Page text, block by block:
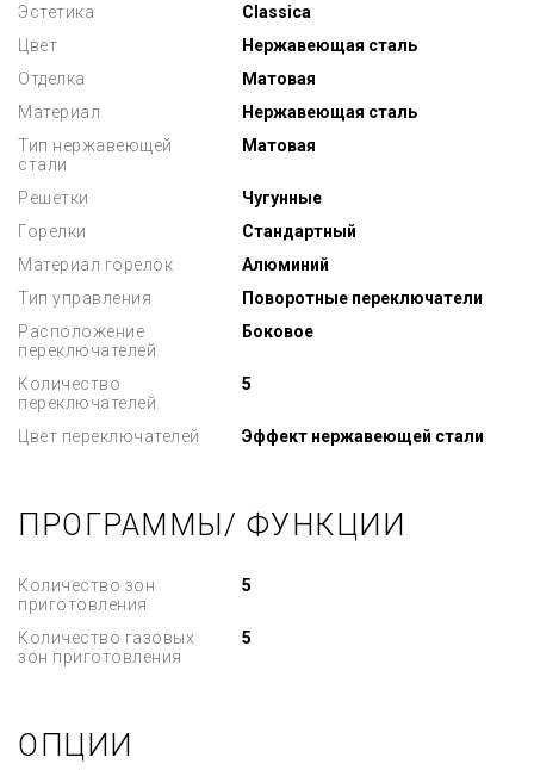
Эстетика
Classica
Цвет
Нержавеющая сталь
Отделка
Матовая
Материал
Нержавеющая сталь
Тип нержавеющей
стали
Матовая
Решетки
Чугунные
Горелки
Стандартный
Материал горелок
Алюминий
Тип управления
Поворотные переключатели
Расположение
переключателей
Боковое
Количество
переключателей
5
Цвет переключателей Эффект нержавеющей стали
ПРОГРАММЫ/ ФУНКЦИИ
Количество зон
приготовления
5
Количество газовых
зон приготовления
5
ОПЦИИ